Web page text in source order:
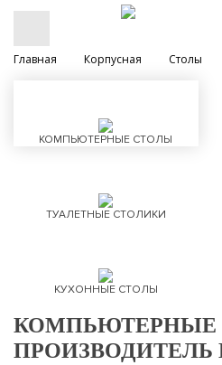
Главная Корпусная Столы
КОМПЬЮТЕРНЫЕ СТОЛЫ
ТУАЛЕТНЫЕ СТОЛИКИ
КУХОННЫЕ СТОЛЫ
КОМПЬЮТЕРНЫЕ
ПРОИЗВОДИТЕЛЬ